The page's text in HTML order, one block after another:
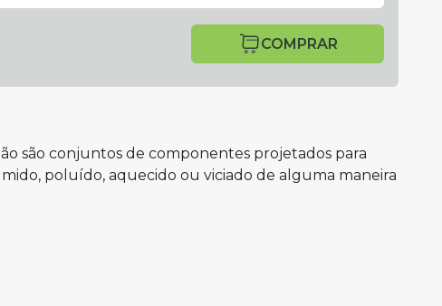
COMPRAR
são conjuntos de componentes projetados para
poluído, aquecido ou viciado de alguma maneira